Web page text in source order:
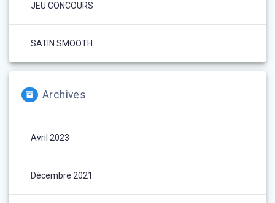
JEU CONCOURS
SATIN SMOOTH
Archives
Avril 2023
Décembre 2021